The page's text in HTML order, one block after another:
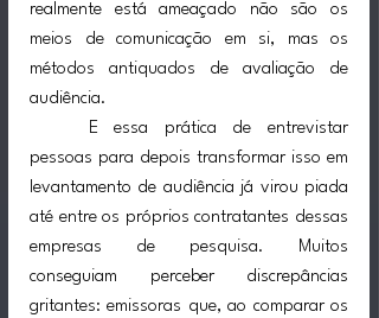
realmente está ameaçado não são os
meios de comunicação em si, mas os
métodos antiquados de avaliação de
audiência.
pessoas para depois transformar isso em
levantamento de audiência já virou piada
até entre os próprios contratantes dessas
empresas de pesquisa. Muitos
conseguiam perceber discrepâncias
gritantes: emissoras que, ao comparar os